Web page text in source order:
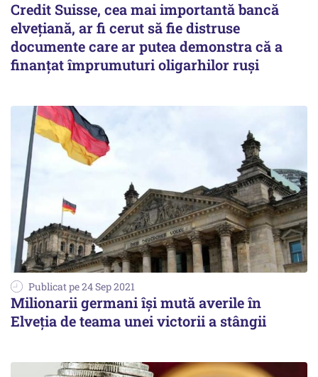
Credit Suisse, cea mai importantă bancă
elveţiană, ar fi cerut să fie distruse
documente care ar putea demonstra că a
finanţat împrumuturi oligarhilor ruși
Publicat pe 24 Sep 2021
Milionarii germani îşi mută averile în
Elveţia de teama unei victorii a stângii